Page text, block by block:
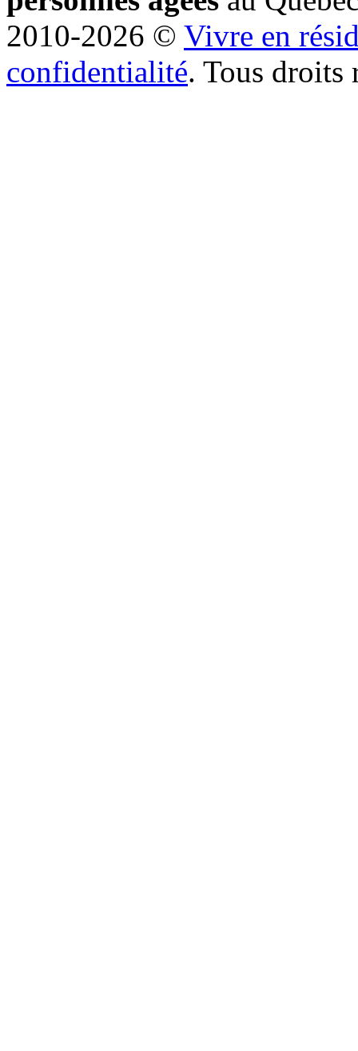
2010-2026 © Vivre en
confidentialité. Tous droits